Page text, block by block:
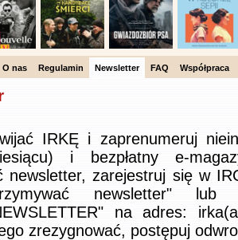
O nas Regulamin Newsletter FAQ Współpraca
IRKĘ i zaprenumeruj
i bezpłatny e-
newsletter, zarejestruj się w
newsletter"
na adres:
zrezygnować, postępuj